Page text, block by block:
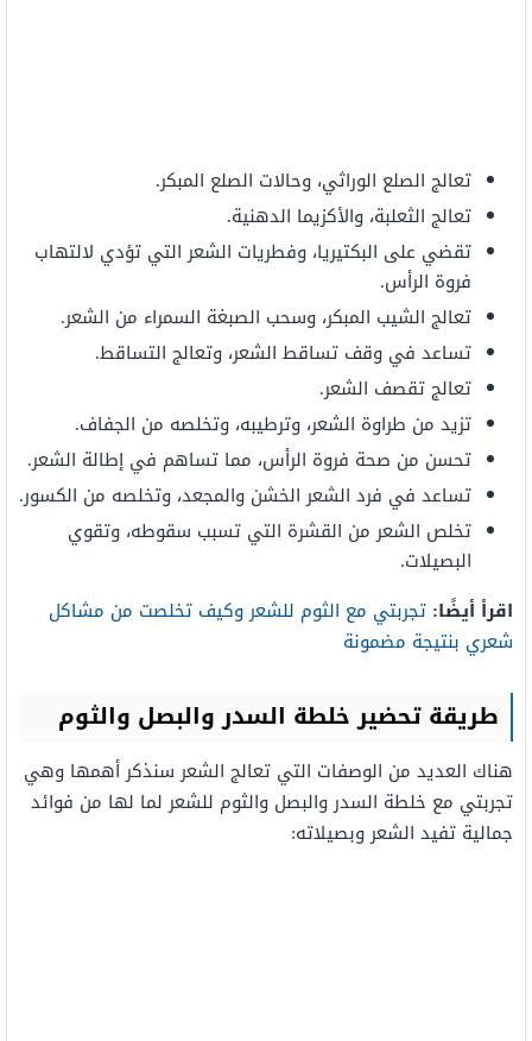
تعالج الصلع الوراثي، وحالات الصلع المبكر.
تعالج الثعلبة، والأكزيما الدهنية.
تقضي على البكتيريا، وفطريات الشعر التي تؤدي لالتهاب
فروة الرأس.
تعالج الشيب المبكر، وسحب الصبغة السمراء من الشعر.
تساعد في وقف تساقط الشعر، وتعالج التساقط.
تعالج تقصف الشعر.
تزيد من طراوة الشعر، وترطيبه، وتخلصه من الجفاف.
تحسن من صحة فروة الرأس، مما تساهم في إطالة الشعر.
تساعد في فرد الشعر الخشن والمجعد، وتخلصه من الكسور.
تخلص الشعر من القشرة التي تسبب سقوطه، وتقوي
البصيلات.
اقرأ أيضًا: تجربتي مع الثوم للشعر وكيف تخلصت من مشاكل
شعري بنتيجة مضمونة
طريقة تحضير خلطة السدر والبصل والثوم
هناك العديد من الوصفات التي تعالج الشعر سنذكر أهمها وهي
تجربتي مع خلطة السدر والبصل والثوم للشعر لما لها من فوائد
جمالية تفيد الشعر وبصيلاته: